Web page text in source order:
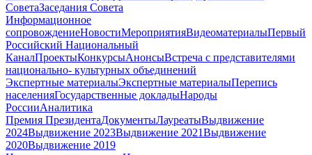
СоветаЗаседания Совета
Информационное
сопровождениеНовостиМероприятияВидеоматериалыПервый
Российский Национальный
КаналПроектыКонкурсыАнонсыВстреча с представителями
национально- культурных объединений
Экспертные материалыЭкспертные материалыПерепись
населенияГосударственные докладыНароды
РоссииАналитика
Премия ПрезидентаДокументыЛауреатыВыдвижение
2024Выдвижение 2023Выдвижение 2021Выдвижение
2020Выдвижение 2019